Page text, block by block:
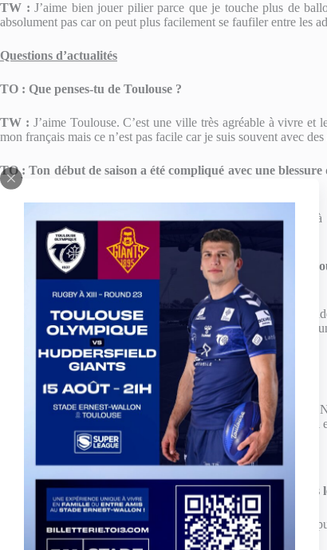
TW :J’aime bien jouer pilier parce que je touche plus de
absolument pas car on peut plus facilement se faufiler entre les
Questions d’actualités
TO : Que penses-tu de Toulouse ?
TW : J’aime Toulouse. C’est une ville très agréable à vivre et
mon français mais ce n’est pas facile car je suis souvent avec
TO : Ton début de saison a été compliqué avec une
ta 1ère
TW :Mon genou va de mieux en mieux. Je commence
d’appréhension quand je vais au contact.
La blessure de Brendan WORTH a été un nouveau
encore plus de responsabilités ?
Bien sûr, mais ce n’est pas seulement moi. Tout le
joueur. Quand on perd un joueur de ce calibre, c’est forcément
puissance pour compenser cette perte.
TO : Avec quel joueur t’entends-tu le mieux au TO ?
Je passe beaucoup de temps avec Darren (NICHOLLS).
Sur le terrain j’aime bien jouer à coté de Yoan (TISSEYRE) qui
Le match de Sheffield
TO : Quelle équipe t’as fait la plus grosse impression depuis
Widnes a une grosse équipe. Ils se sont bien renforcés